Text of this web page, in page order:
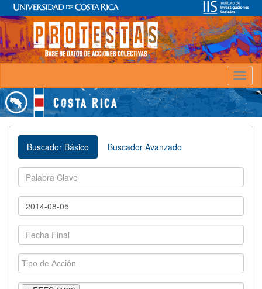
Buscador Básico Buscador Avanzado